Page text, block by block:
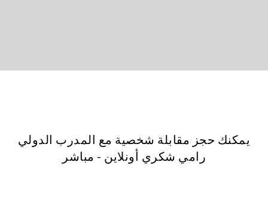
يمكنك حجز مقابلة شخصية مع المدرب الدولي
رامي شكري أونلاين - مباشر